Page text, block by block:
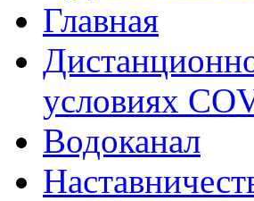
Главная
условиях
Водоканал